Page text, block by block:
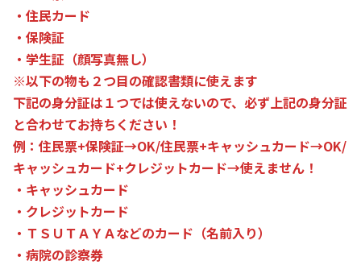
・住民カード
・保険証
・学生証（顔写真無し）
※以下の物も２つ目の確認書類に使えます
下記の身分証は１つでは使えないので、必ず上記の身分証
と合わせてお持ちください！
例：住民票+保険証→OK/住民票+キャッシュカード→OK/
キャッシュカード+クレジットカード→使えません！
・キャッシュカード
・クレジットカード
・ＴＳＵＴＡＹＡなどのカード（名前入り）
・病院の診察券